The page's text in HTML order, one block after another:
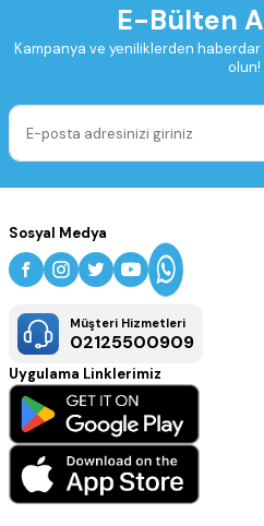
E-Bülten
Kampanya ve yeniliklerden
olun!
Sosyal Medya
Müşteri Hizmetleri
02125500909
Uygulama Linklerimiz